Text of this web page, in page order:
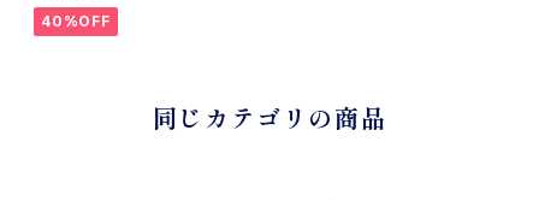
40%OFF
同じカテゴリの商品